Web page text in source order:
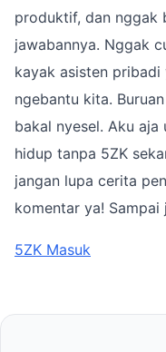
produktif, dan nggak
jawabannya. Nggak
kayak asisten
ngebantu kita.
bakal nyesel. Aku
hidup tanpa 5ZK
jangan lupa cerita
komentar ya!
5ZK Masuk